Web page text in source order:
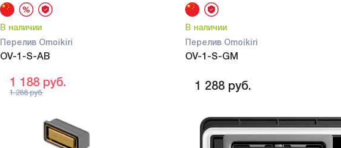
В наличии
Перелив Omoikiri
OV-1-S-AB
1 188 руб.
1 288руб.
В наличии
Перелив Omoikiri
OV-1-S-GM
1 288 руб.